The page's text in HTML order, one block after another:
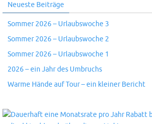
Neueste Beiträge
Sommer 2026 – Urlaubswoche 3
Sommer 2026 – Urlaubswoche 2
Sommer 2026 – Urlaubswoche 1
2026 – ein Jahr des Umbruchs
Warme Hände auf Tour – ein kleiner Bericht